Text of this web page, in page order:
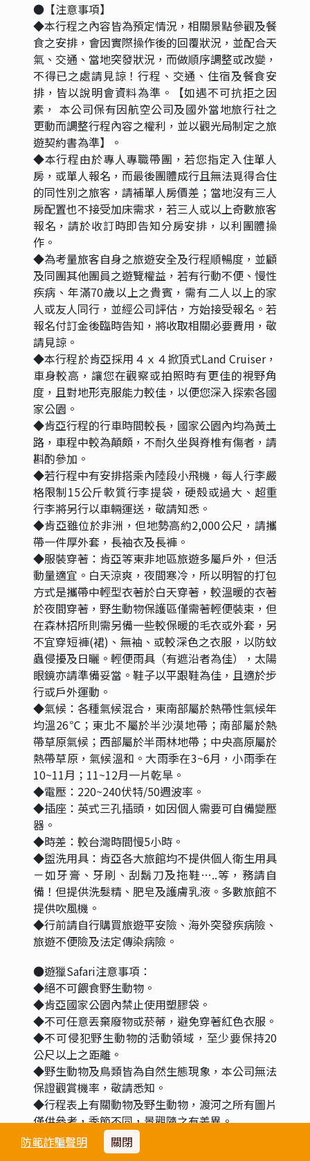
防範詐騙聲明 關閉
●【注意事項】
◆本行程之內容皆為預定情況，相關景點參觀及餐
食之安排，會因實際操作後的回覆狀況，並配合天
氣、交通、當地突發狀況，而做順序調整或改變，
不得已之處請見諒！行程、交通、住宿及餐食安
排，皆以說明會資料為準。【如遇不可抗拒之因
素， 本公司保有因航空公司及國外當地旅行社之
更動而調整行程內容之權利，並以觀光局制定之旅
遊契約書為準】。
◆本行程由於專人專職帶團，若您指定入住單人
房，或單人報名，而最後團體成行且無法覓得合住
的同性別之旅客，請補單人房價差；當地沒有三人
房配置也不接受加床需求，若三人或以上奇數旅客
報名，請於收訂時即告知分房安排，以利團體操
作。
◆為考量旅客自身之旅遊安全及行程順暢度，並顧
及同團其他團員之遊覽權益，若有行動不便、慢性
疾病、年滿70歲以上之貴賓，需有二人以上的家
人或友人同行，並經公司評估，方始接受報名。若
報名付訂金後臨時告知，將收取相關必要費用，敬
請見諒。
◆本行程於肯亞採用４ｘ４掀頂式Land Cruiser，
車身較高，讓您在觀察或拍照時有更佳的視野角
度，且對地形克服能力較佳，以便您深入探索各國
家公園。
◆肯亞行程的行車時間較長，國家公園內均為黃土
路，車程中較為顛頗，不耐久坐與脊椎有傷者，請
斟酌參加。
◆若行程中有安排搭乘內陸段小飛機，每人行李嚴
格限制15公斤軟質行李提袋，硬殼或過大、超重
行李將另行以車輛運送，敬請知悉。
◆肯亞雖位於非洲，但地勢高約2,000公尺，請攜
帶一件厚外套，長袖衣及長褲。
◆服裝穿著：肯亞等東非地區旅遊多屬戶外，但活
動量適宜。白天涼爽，夜間寒冷，所以明智的打包
方式是攜帶中輕型衣著於白天穿著，較溫暖的衣著
於夜間穿著，野生動物保護區僅需著輕便裝束，但
在森林招所則需另備一些較保暖的毛衣或外套，另
不宜穿短褲(裙)、無袖、或較深色之衣服，以防蚊
蟲侵擾及日曬。輕便雨具（有遮沿者為佳），太陽
眼鏡亦請準備妥當。鞋子以平跟鞋為佳，且適於步
行或戶外運動。
◆氣候：各種氣候混合，東南部屬於熱帶性氣候年
均溫26℃；東北不屬於半沙漠地帶；南部屬於熱
帶草原氣候；西部屬於半雨林地帶；中央高原屬於
熱帶草原，氣候溫和。大雨季在3~6月，小雨季在
10~11月；11~12月一片乾旱。
◆電壓：220~240伏特/50週波率。
◆插座：英式三孔插頭，如因個人需要可自備變壓
器。
◆時差：較台灣時間慢5小時。
◆盥洗用具：肯亞各大旅館均不提供個人衛生用具
－如牙膏、牙刷、刮鬍刀及拖鞋…..等，務請自
備！但提供洗髮精、肥皂及護膚乳液。多數旅館不
提供吹風機。
◆行前請自行購買旅遊平安險、海外突發疾病險、
旅遊不便險及法定傳染病險。
●遊獵Safari注意事項：
◆絕不可餵食野生動物。
◆肯亞國家公園內禁止使用塑膠袋。
◆不可任意丟棄廢物或菸蒂，避免穿著紅色衣服。
◆不可侵犯野生動物的活動領域，至少要保持20
公尺以上之距離。
◆野生動物及鳥類皆為自然生態現象，本公司無法
保證觀賞機率，敬請悉知。
◆行程表上有關動物及野生動物，渡河之所有圖片
僅供參考，季節不同，景觀隨之有差異。
◆請遵守飯店安全規定及宵禁時間，夜間不可遊走
戶外，野生動物具有攻擊性，敬請注意自身安全。